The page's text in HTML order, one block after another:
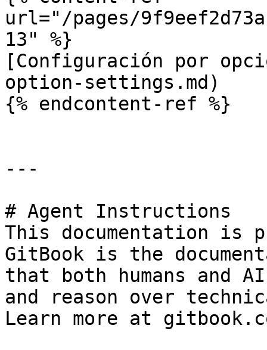
url="/pages/
13" %}
[Configuración por
option-settings.md)
{% endcontent-ref %}
---
# Agent Instructions
This documentation is
GitBook is the
that both humans and
and reason over
Learn more at